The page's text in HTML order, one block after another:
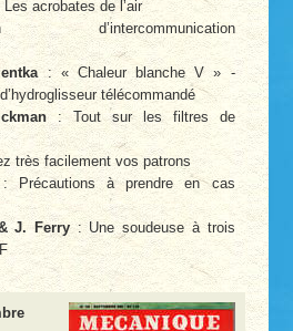
Les acrobates de l’air
d’intercommunication
: « Chaleur blanche V » -
télécommandé
: Tout sur les filtres de
très facilement vos patrons
à prendre en cas
J. Ferry: Une soudeuse à trois